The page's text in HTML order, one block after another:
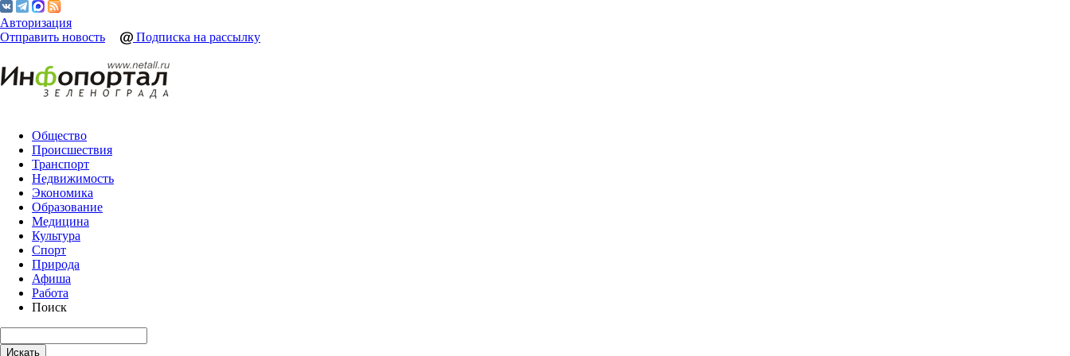
Авторизация
Отправить новость
Подписка на рассылку
Общество
Происшествия
Транспорт
Недвижимость
Экономика
Образование
Медицина
Культура
Спорт
Природа
Афиша
Работа
Поиск